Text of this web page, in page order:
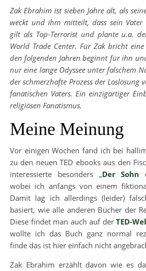
Zak Ebrahim ist sieben Jahre alt, als seine Mutter ihn abends
weckt und ihm mitteilt, dass sein
gilt als Top-Terrorist und plante u.a.
World Trade Center. Für Zak bricht
den folgenden Jahren beginnt für ihn
nur eine lange Odyssee unter falschem
der schmerzhafte Prozess der Loslösung
fanatischen Vaters. Ein einzigartiger
religiösen Fanatismus.
Meine Meinung
Vor einigen Wochen fand ich bei
zu den neuen TED ebooks aus den
interessierte besonders „Der Sohn
wobei ich anfangs von einem
Damit lag ich allerdings (leider)
basiert, wie alle anderen Bücher der
Diese findet man auch auf derTED-
wollte ich das Buch ganz normal
finde das ist hier einfach nicht
Zak Ebrahim erzählt davon wie es